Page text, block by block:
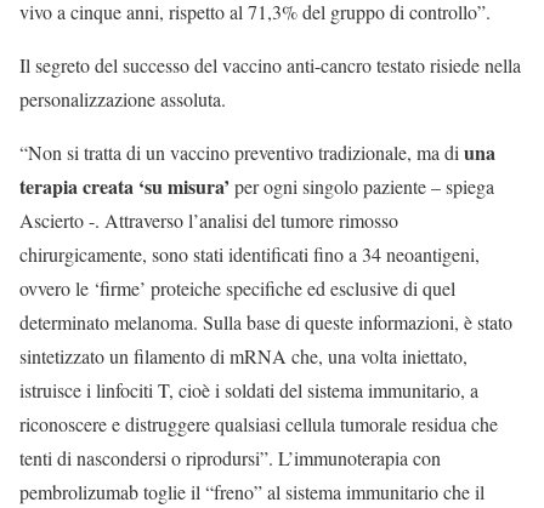
vivo a cinque anni, rispetto al 71,3% del gruppo di controllo”.
Il segreto del successo del vaccino anti-cancro testato risiede nella
personalizzazione assoluta.
“Non si tratta di un vaccino preventivo tradizionale, ma di una
terapia creata ‘su misura’ per ogni singolo paziente – spiega
Ascierto -. Attraverso l’analisi del tumore rimosso
chirurgicamente, sono stati identificati fino a 34 neoantigeni,
ovvero le ‘firme’ proteiche specifiche ed esclusive di quel
determinato melanoma. Sulla base di queste informazioni, è stato
sintetizzato un filamento di mRNA che, una volta iniettato,
istruisce i linfociti T, cioè i soldati del sistema immunitario, a
riconoscere e distruggere qualsiasi cellula tumorale residua che
tenti di nascondersi o riprodursi”. L’immunoterapia con
pembrolizumab toglie il “freno” al sistema immunitario che il